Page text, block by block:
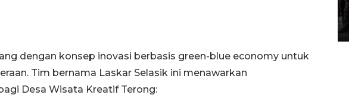
dengan konsep inovasi berbasis green-blue economy untuk
Tim bernama Laskar Selasik ini menawarkan
Desa Wisata Kreatif Terong: